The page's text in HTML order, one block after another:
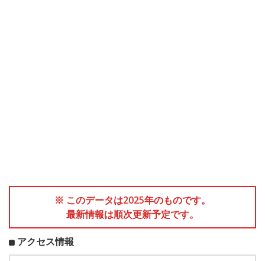
※ このデータは2025年のものです。
最新情報は順次更新予定です。
アクセス情報